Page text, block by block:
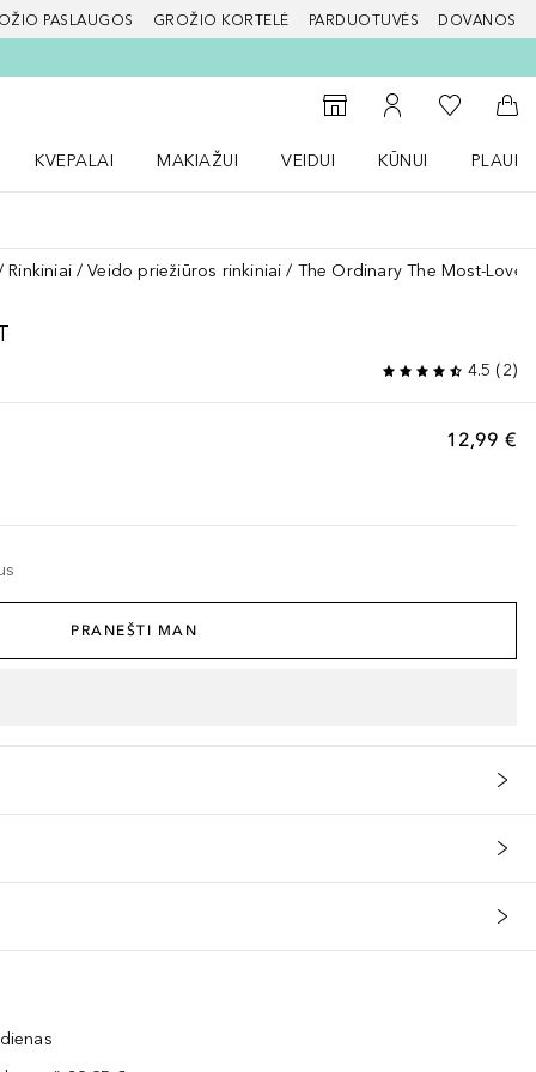
PASLAUGOS GROŽIO KORTELĖ PARDUOTUVĖS DOVANOS
Į parduotuvių paiešką
Į mano paskyrą
Į mano
Į
KVEPALAI
MAKIAŽUI
VEIDUI
KŪNUI
Rinkiniai Veido priežiūros rinkiniai The Ordinary The Most-
4.5 (2)
12,99 €
PRANEŠTI MAN